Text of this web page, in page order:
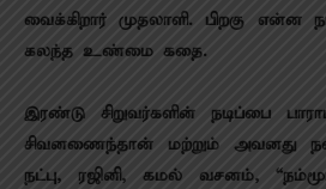
வைக்கிறார் முதலாளி. பிறகு
கலந்த உண்மை கதை.
இரண்டு சிறுவர்களின் நடிப்பை
சிவனணைந்தான் மற்றும் அவனது
நட்பு, ரஜினி, கமல் வசனம்,